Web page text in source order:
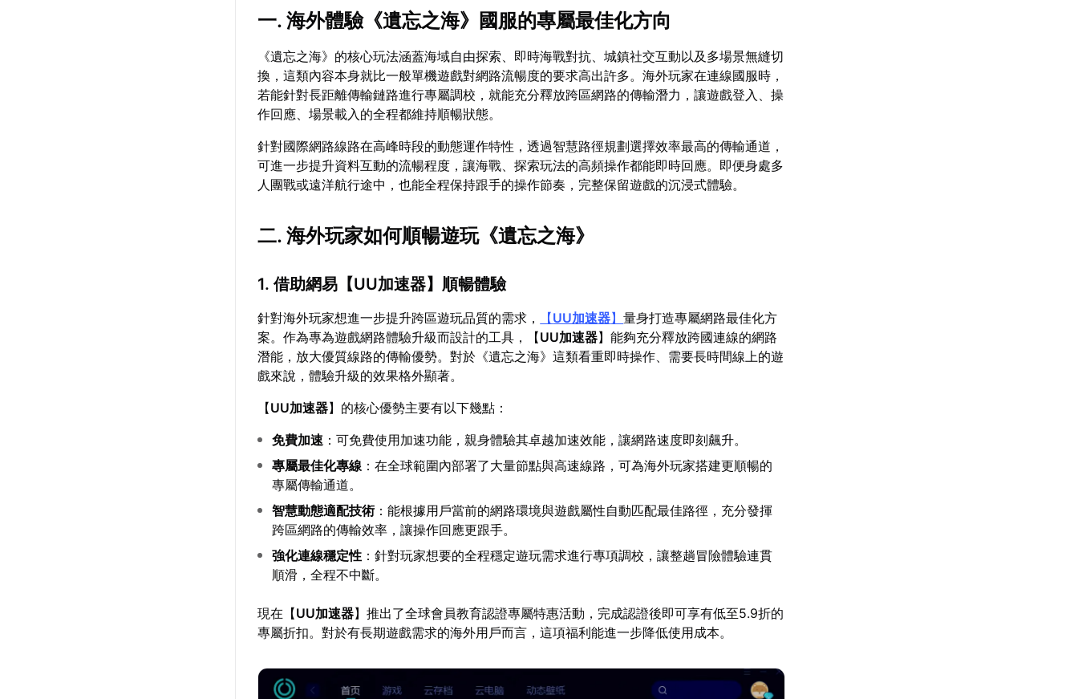
一. 海外體驗《遺忘之海》國服的專屬最佳化方向
《遺忘之海》的核心玩法涵蓋海域自由探索、即時海戰對抗、城鎮社交互動以及多場景無縫切
換，這類內容本身就比一般單機遊戲對網路流暢度的要求高出許多。海外玩家在連線國服時，
若能針對長距離傳輸鏈路進行專屬調校，就能充分釋放跨區網路的傳輸潛力，讓遊戲登入、操
作回應、場景載入的全程都維持順暢狀態。
針對國際網路線路在高峰時段的動態運作特性，透過智慧路徑規劃選擇效率最高的傳輸通道，
可進一步提升資料互動的流暢程度，讓海戰、探索玩法的高頻操作都能即時回應。即便身處多
人團戰或遠洋航行途中，也能全程保持跟手的操作節奏，完整保留遊戲的沉浸式體驗。
二. 海外玩家如何順暢遊玩《遺忘之海》
1. 借助網易【UU加速器】順暢體驗
針對海外玩家想進一步提升跨區遊玩品質的需求， 【UU加速器】量身打造專屬網路最佳化方
案。作為專為遊戲網路體驗升級而設計的工具，【UU加速器】能夠充分釋放跨國連線的網路
潛能，放大優質線路的傳輸優勢。對於《遺忘之海》這類看重即時操作、需要長時間線上的遊
戲來說，體驗升級的效果格外顯著。
【UU加速器】的核心優勢主要有以下幾點：
免費加速 ：可免費使用加速功能，親身體驗其卓越加速效能，讓網路速度即刻飆升。
專屬最佳化專線 ：在全球範圍內部署了大量節點與高速線路，可為海外玩家搭建更順暢的
專屬傳輸通道。
智慧動態適配技術：能根據用戶當前的網路環境與遊戲屬性自動匹配最佳路徑，充分發揮
跨區網路的傳輸效率，讓操作回應更跟手。
強化連線穩定性 ：針對玩家想要的全程穩定遊玩需求進行專項調校，讓整趟冒險體驗連貫
順滑，全程不中斷。
現在【UU加速器】推出了全球會員教育認證專屬特惠活動，完成認證後即可享有低至5.9折的
專屬折扣。對於有長期遊戲需求的海外用戶而言，這項福利能進一步降低使用成本。